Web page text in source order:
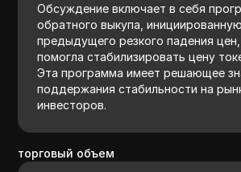
Обсуждение включает в себя
обратного выкупа,
предыдущего резкого падения
помогла стабилизировать цену
Эта программа имеет решающее
поддержания стабильности на
инвесторов.
торговый объем